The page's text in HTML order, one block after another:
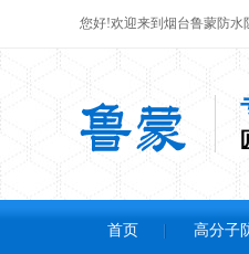
您好!欢迎来到烟台鲁蒙防水
首页 高分子